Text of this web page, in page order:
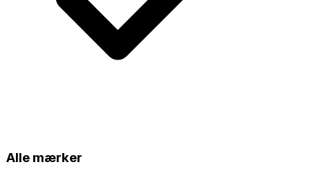
Alle mærker